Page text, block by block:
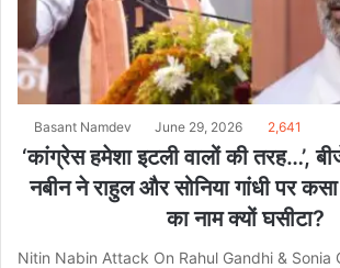
Basant Namdev June 29, 2026 2,641
‘कांग्रेस हमेशा इटली वालों की तरह…’,
नबीन ने राहुल और सोनिया गांधी पर
का नाम क्यों घसीटा?
Nitin Nabin Attack On Rahul Gandhi & Sonia